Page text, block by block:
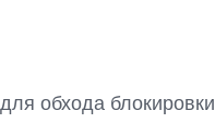
обхода блокировки